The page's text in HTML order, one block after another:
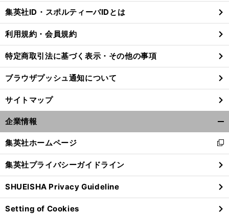
る
集英社ID・スポルティーバIDとは
利用規約・会員規約
特定商取引法に基づく表示・その他の事項
ブラウザプッシュ通知について
サイトマップ
企業情報
閉
る
集英社ホームページ
新
し
い
ウ
ィ
ン
ド
集英社プライバシーガイドライン
SHUEISHA Privacy Guideline
Setting of Cookies